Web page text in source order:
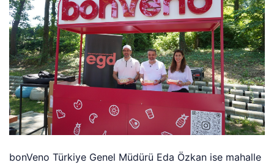
bonVeno Türkiye Genel Müdürü Eda Özkan ise mahalle